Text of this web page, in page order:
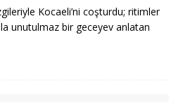
Kocaeli’ni coşturdu; ritimler
unutulmaz bir geceyev anlatan